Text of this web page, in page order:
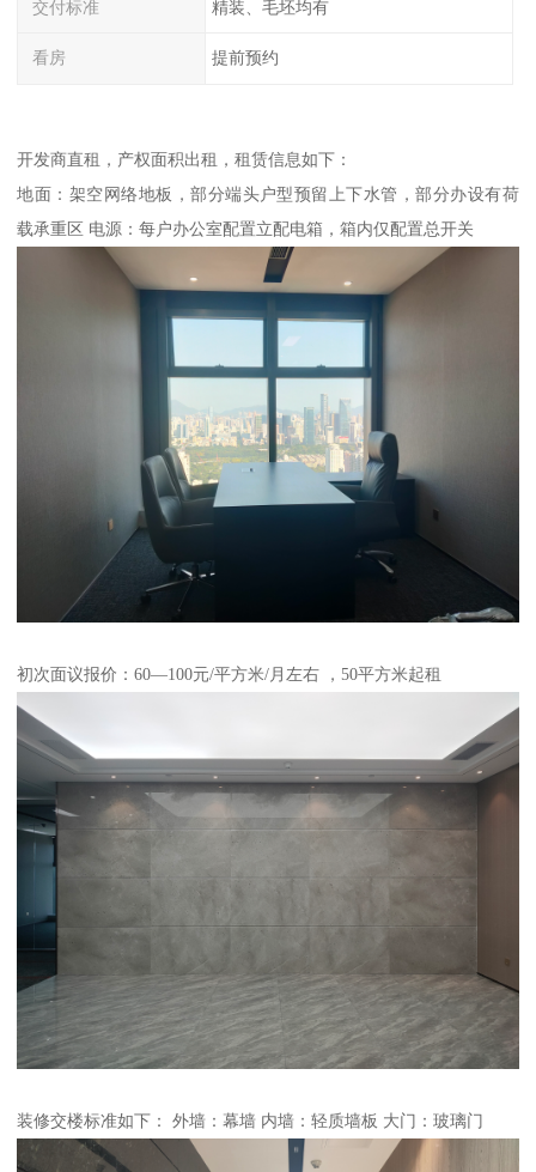
交付标准 精装、毛坯均有
看房 提前预约
开发商直租，产权面积出租，租赁信息如下：
地面：架空网络地板，部分端头户型预留上下水管，部分办设有荷
载承重区 电源：每户办公室配置立配电箱，箱内仅配置总开关
初次面议报价：60—100元/平方米/月左右 ，50平方米起租
装修交楼标准如下： 外墙：幕墙 内墙：轻质墙板 大门：玻璃门